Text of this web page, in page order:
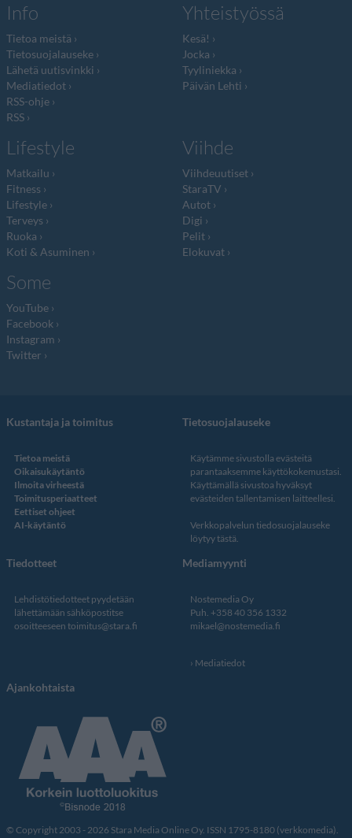
Info
Tietoa meistä
Tietosuojalauseke
Lähetä uutisvinkki
Mediatiedot
RSS-ohje
RSS
Yhteistyössä
Kesä!
Jocka
Tyyliniekka
Päivän Lehti
Lifestyle
Matkailu
Fitness
Lifestyle
Terveys
Ruoka
Koti & Asuminen
Viihde
Viihdeuutiset
StaraTV
Autot
Digi
Pelit
Elokuvat
Some
YouTube
Facebook
Instagram
Twitter
Kustantaja ja toimitus
Tietoa meistä
Oikaisukäytäntö
Ilmoita virheestä
Toimitusperiaatteet
Eettiset ohjeet
AI-käytäntö
Tietosuojalauseke
Käytämme sivustolla evästeitä
parantaaksemme käyttökokemustasi.
Käyttämällä sivustoa hyväksyt
evästeiden tallentamisen laitteellesi.
Verkkopalvelun tiedosuojalauseke
löytyy tästä.
Tiedotteet
Lehdistötiedotteet pyydetään
lähettämään sähköpostitse
osoitteeseen toimitus@stara.fi
Mediamyynti
Nostemedia Oy
Puh. +358 40 356 1332
mikael@nostemedia.fi
Mediatiedot
Ajankohtaista
© Copyright 2003 - 2026 Stara Media Online Oy. ISSN 1795-8180 (verkkomedia).